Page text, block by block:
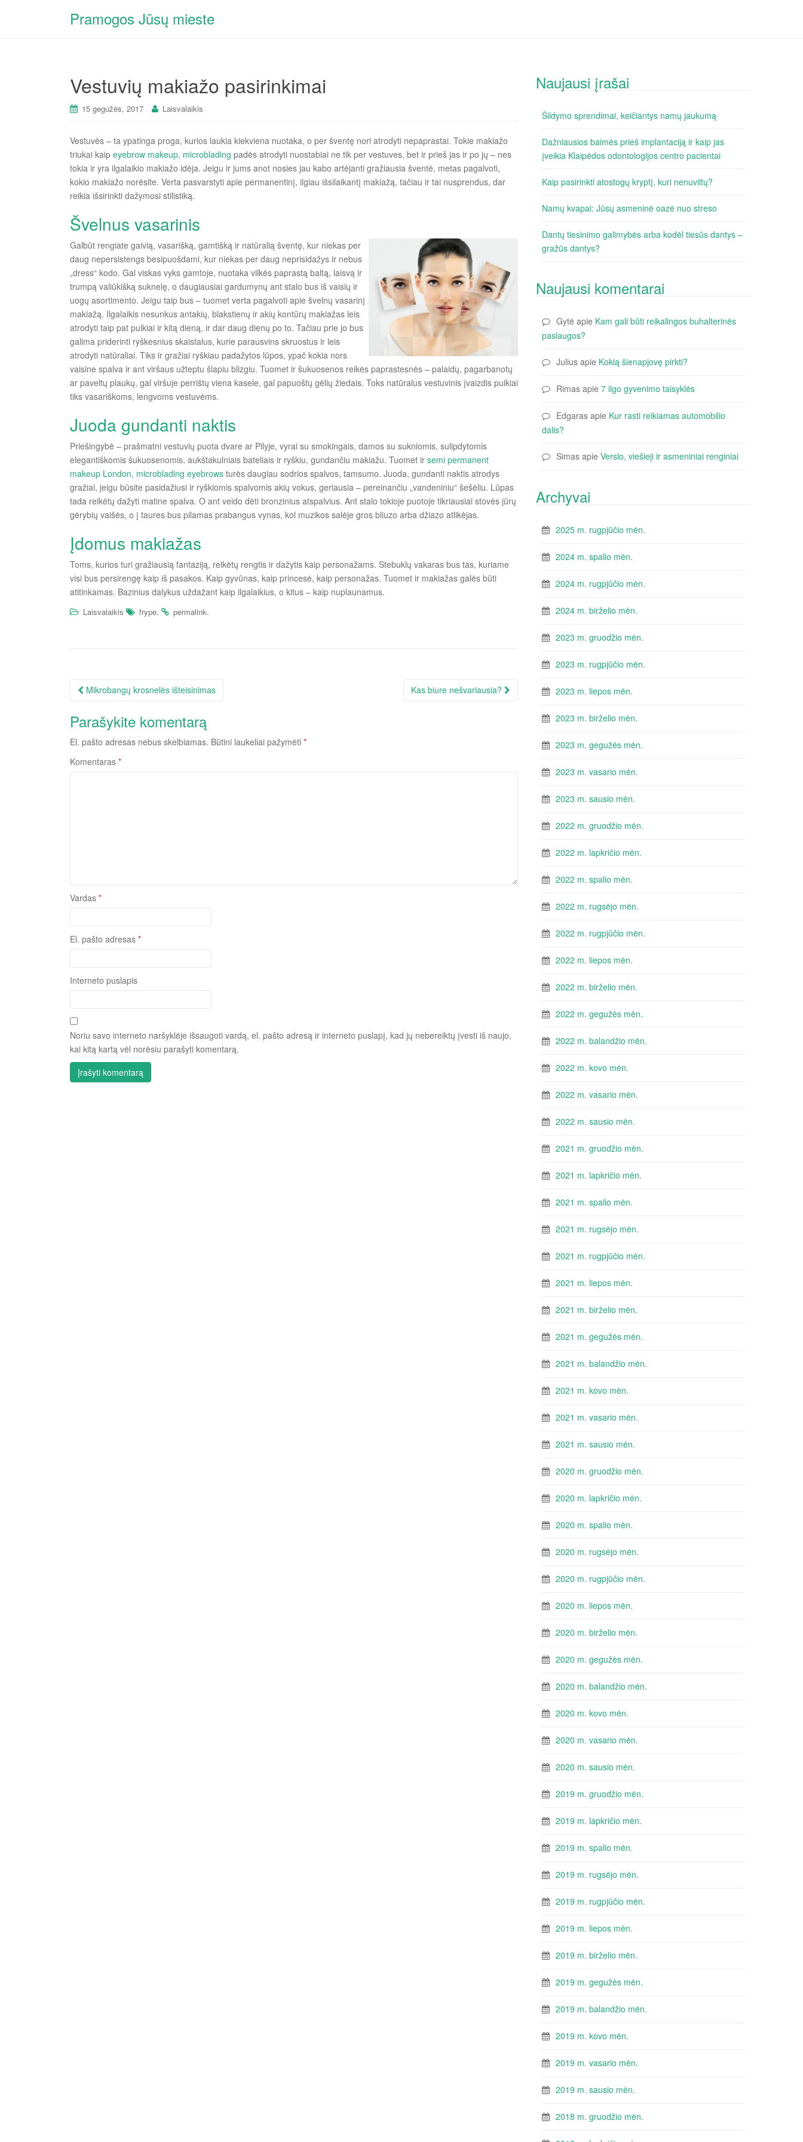
Pramogos Jūsų mieste
Vestuvių makiažo pasirinkimai
15 gegužės, 2017 Laisvalaikis
Vestuvės – ta ypatinga proga, kurios laukia kiekviena nuotaka, o per šventę nori atrodyti nepaprastai. Tokie makiažo
triukai kaip eyebrow makeup, microblading padės atrodyti nuostabiai ne tik per vestuves, bet ir prieš jas ir po jų – nes
tokia ir yra ilgalaikio makiažo idėja. Jeigu ir jums anot nosies jau kabo artėjanti gražiausia šventė, metas pagalvoti,
kokio makiažo norėsite. Verta pasvarstyti apie permanentinį, ilgiau išsilaikantį makiažą, tačiau ir tai nusprendus, dar
reikia išsirinkti dažymosi stilistiką.
Švelnus vasarinis
Galbūt rengiate gaivią, vasarišką, gamtišką ir natūralią šventę, kur niekas per
daug nepersistengs besipuošdami, kur niekas per daug neprisidažys ir nebus
„dress“ kodo. Gal viskas vyks gamtoje, nuotaka vilkės paprastą baltą, laisvą ir
trumpą valiūkišką suknelę, o daugiausiai gardumynų ant stalo bus iš vaisių ir
uogų asortimento. Jeigu taip bus – tuomet verta pagalvoti apie švelnų vasarinį
makiažą. Ilgalaikis nesunkus antakių, blakstienų ir akių kontūrų makiažas leis
atrodyti taip pat puikiai ir kitą dieną, ir dar daug dienų po to. Tačiau prie jo bus
galima priderinti ryškesnius skaistalus, kurie parausvins skruostus ir leis
atrodyti natūraliai. Tiks ir gražiai ryškiau padažytos lūpos, ypač kokia nors
vaisine spalva ir ant viršaus užteptu šlapiu blizgiu. Tuomet ir šukuosenos reikės paprastesnės – palaidų, pagarbanotų
ar paveltų plaukų, gal viršuje perrištų viena kasele, gal papuoštų gėlių žiedais. Toks natūralus vestuvinis įvaizdis puikiai
tiks vasariškoms, lengvoms vestuvėms.
Juoda gundanti naktis
Priešingybė – prašmatni vestuvių puota dvare ar Pilyje, vyrai su smokingais, damos su sukniomis, sulipdytomis
elegantiškomis šukuosenomis, aukštakulniais bateliais ir ryškiu, gundančiu makiažu. Tuomet ir semi permanent
makeup London, microblading eyebrows turės daugiau sodrios spalvos, tamsumo. Juoda, gundanti naktis atrodys
gražiai, jeigu būsite pasidažiusi ir ryškiomis spalvomis akių vokus, geriausia – pereinančiu „vandeniniu“ šešėliu. Lūpas
tada reikėtų dažyti matine spalva. O ant veido dėti bronzinius atspalvius. Ant stalo tokioje puotoje tikriausiai stovės jūrų
gėrybių vaišės, o į taures bus pilamas prabangus vynas, kol muzikos salėje gros bliuzo arba džiazo atlikėjas.
Įdomus makiažas
Toms, kurios turi gražiausią fantaziją, reikėtų rengtis ir dažytis kaip personažams. Stebuklų vakaras bus tas, kuriame
visi bus persirengę kaip iš pasakos. Kaip gyvūnas, kaip princesė, kaip personažas. Tuomet ir makiažas galės būti
atitinkamas. Bazinius dalykus uždažant kaip ilgalaikius, o kitus – kaip nuplaunamus.
Laisvalaikis frype. permalink.
Įrašo
navigacija
Mikrobangų krosnelės išteisinimas Kas biure nešvariausia?
Parašykite komentarą
El. pašto adresas nebus skelbiamas. Būtini laukeliai pažymėti *
Komentaras *
Vardas *
El. pašto adresas *
Interneto puslapis
Noriu savo interneto naršyklėje išsaugoti vardą, el. pašto adresą ir interneto puslapį, kad jų nebereiktų įvesti iš naujo,
kai kitą kartą vėl norėsiu parašyti komentarą.
Naujausi įrašai
Šildymo sprendimai, keičiantys namų jaukumą
Dažniausios baimės prieš implantaciją ir kaip jas
įveikia Klaipėdos odontologijos centro pacientai
Kaip pasirinkti atostogų kryptį, kuri nenuviltų?
Namų kvapai: Jūsų asmeninė oazė nuo streso
Dantų tiesinimo galimybės arba kodėl tiesūs dantys –
gražūs dantys?
Naujausi komentarai
Gytė apie Kam gali būti reikalingos buhalterinės
paslaugos?
Julius apie Kokią šienapjovę pirkti?
Rimas apie 7 ilgo gyvenimo taisyklės
Edgaras apie Kur rasti reikiamas automobilio
dalis?
Simas apie Verslo, viešieji ir asmeniniai renginiai
Archyvai
2025 m. rugpjūčio mėn.
2024 m. spalio mėn.
2024 m. rugpjūčio mėn.
2024 m. birželio mėn.
2023 m. gruodžio mėn.
2023 m. rugpjūčio mėn.
2023 m. liepos mėn.
2023 m. birželio mėn.
2023 m. gegužės mėn.
2023 m. vasario mėn.
2023 m. sausio mėn.
2022 m. gruodžio mėn.
2022 m. lapkričio mėn.
2022 m. spalio mėn.
2022 m. rugsėjo mėn.
2022 m. rugpjūčio mėn.
2022 m. liepos mėn.
2022 m. birželio mėn.
2022 m. gegužės mėn.
2022 m. balandžio mėn.
2022 m. kovo mėn.
2022 m. vasario mėn.
2022 m. sausio mėn.
2021 m. gruodžio mėn.
2021 m. lapkričio mėn.
2021 m. spalio mėn.
2021 m. rugsėjo mėn.
2021 m. rugpjūčio mėn.
2021 m. liepos mėn.
2021 m. birželio mėn.
2021 m. gegužės mėn.
2021 m. balandžio mėn.
2021 m. kovo mėn.
2021 m. vasario mėn.
2021 m. sausio mėn.
2020 m. gruodžio mėn.
2020 m. lapkričio mėn.
2020 m. spalio mėn.
2020 m. rugsėjo mėn.
2020 m. rugpjūčio mėn.
2020 m. liepos mėn.
2020 m. birželio mėn.
2020 m. gegužės mėn.
2020 m. balandžio mėn.
2020 m. kovo mėn.
2020 m. vasario mėn.
2020 m. sausio mėn.
2019 m. gruodžio mėn.
2019 m. lapkričio mėn.
2019 m. spalio mėn.
2019 m. rugsėjo mėn.
2019 m. rugpjūčio mėn.
2019 m. liepos mėn.
2019 m. birželio mėn.
2019 m. gegužės mėn.
2019 m. balandžio mėn.
2019 m. kovo mėn.
2019 m. vasario mėn.
2019 m. sausio mėn.
2018 m. gruodžio mėn.